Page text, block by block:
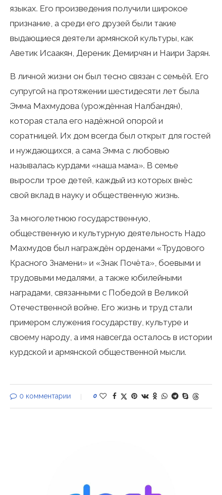
языках. Его произведения получили широкое
признание, а среди его друзей были такие
выдающиеся деятели армянской культуры, как
Аветик Исаакян, Дереник Демирчян и Наири Зарян.
В личной жизни он был тесно связан с семьёй. Его
супругой на протяжении шестидесяти лет была
Эмма Махмудова (урождённая Налбандян),
которая стала его надёжной опорой и
соратницей. Их дом всегда был открыт для гостей
и нуждающихся, а сама Эмма с любовью
называлась курдами «наша мама». В семье
выросли трое детей, каждый из которых внёс
свой вклад в науку и общественную жизнь.
За многолетнюю государственную,
общественную и культурную деятельность Надо
Махмудов был награждён орденами «Трудового
Красного Знамени» и «Знак Почёта», боевыми и
трудовыми медалями, а также юбилейными
наградами, связанными с Победой в Великой
Отечественной войне. Его жизнь и труд стали
примером служения государству, культуре и
своему народу, а имя навсегда осталось в истории
курдской и армянской общественной мысли.
0 комментарии 0